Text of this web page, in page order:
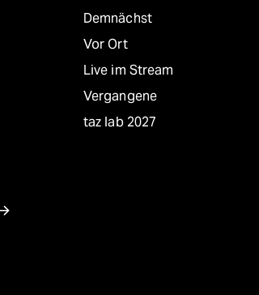
Demnächst
Vor Ort
Live im Stream
Vergangene
taz lab 2027